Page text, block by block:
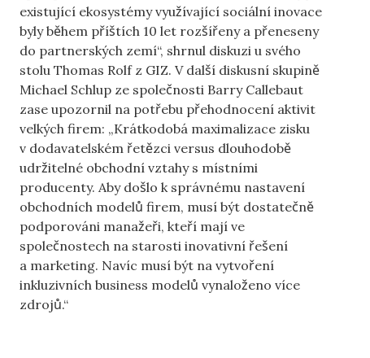
existující ekosystémy využívající sociální inovace
byly během příštích 10 let rozšířeny a přeneseny
do partnerských zemí“, shrnul diskuzi u svého
stolu Thomas Rolf z GIZ. V další diskusní skupině
Michael Schlup ze společnosti Barry Callebaut
zase upozornil na potřebu přehodnocení aktivit
velkých firem: „Krátkodobá maximalizace zisku
v dodavatelském řetězci versus dlouhodobě
udržitelné obchodní vztahy s místními
producenty. Aby došlo k správnému nastavení
obchodních modelů firem, musí být dostatečně
podporováni manažeři, kteří mají ve
společnostech na starosti inovativní řešení
a marketing. Navíc musí být na vytvoření
inkluzivních business modelů vynaloženo více
zdrojů.“